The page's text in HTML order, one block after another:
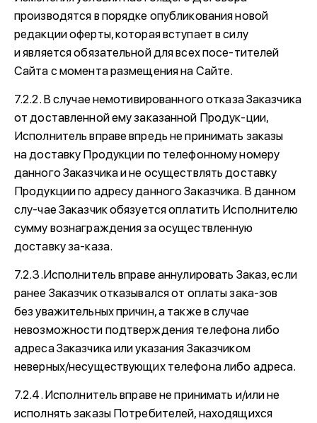
производятся в порядке опубликования новой
редакции оферты, которая вступает в силу
и является обязательной для всех посе-тителей
Сайта с момента размещения на Сайте.
7.2.2. В случае немотивированного отказа Заказчика
от доставленной ему заказанной Продук-ции,
Исполнитель вправе впредь не принимать заказы
на доставку Продукции по телефонному номеру
данного Заказчика и не осуществлять доставку
Продукции по адресу данного Заказчика. В данном
слу-чае Заказчик обязуется оплатить Исполнителю
сумму вознаграждения за осуществленную
доставку за-каза.
7.2.3.Исполнитель вправе аннулировать Заказ, если
ранее Заказчик отказывался от оплаты зака-зов
без уважительных причин, а также в случае
невозможности подтверждения телефона либо
адреса Заказчика или указания Заказчиком
неверных/несуществующих телефона либо адреса.
7.2.4. Исполнитель вправе не принимать и/или не
исполнять заказы Потребителей, находящихся